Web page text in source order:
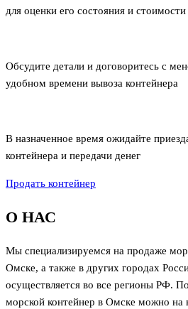
для оценки его состояния и стоимости
Обсудите детали и договоритесь с
удобном времени вывоза контейнера
В назначенное время ожидайте
контейнера и передачи денег
Продать контейнер
О НАС
Мы специализируемся на продаже
Омске, а также в других городах
осуществляется во все регионы РФ.
морской контейнер в Омске можно на